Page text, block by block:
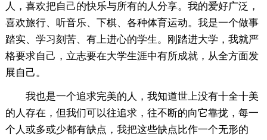
人，喜欢把自己的快乐与所有的人分享。我的爱好广泛，
喜欢旅行、听音乐、下棋、各种体育运动。我是一个做事
踏实、学习刻苦、有上进心的学生。刚踏进大学，我就严
格要求自己，立志要在大学生涯中有所成就，从全方面发
展自己。
我也是一个追求完美的人，我知道世上没有十全十美
的人存在，但我们可以往追求，往不断的向它靠拢，每一
个人或多或少都有缺点，我把这些缺点比作一个无形的